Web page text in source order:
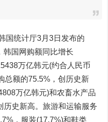
国统计厅3月3日发布的
韩国网购额同比增长
万亿韩元(约合人民币
总额的75.5%，创历史新
万亿韩元)和农畜水产品
历史新高。旅游和运输服务
，服装(17.7%)和鞋类